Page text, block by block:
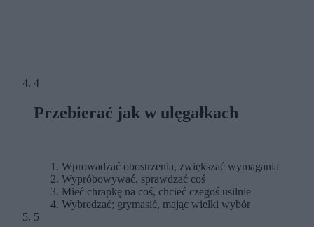
4
Przebierać jak w ulęgałkach
Wprowadzać obostrzenia, zwiększać wymagania
Wypróbowywać, sprawdzać coś
Mieć chrapkę na coś, chcieć czegoś usilnie
Wybredzać; grymasić, mając wielki wybór
5